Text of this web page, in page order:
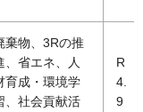
棄物、3Rの推
、省エネ、人
育成・環境学
、社会貢献活
R
4.
9